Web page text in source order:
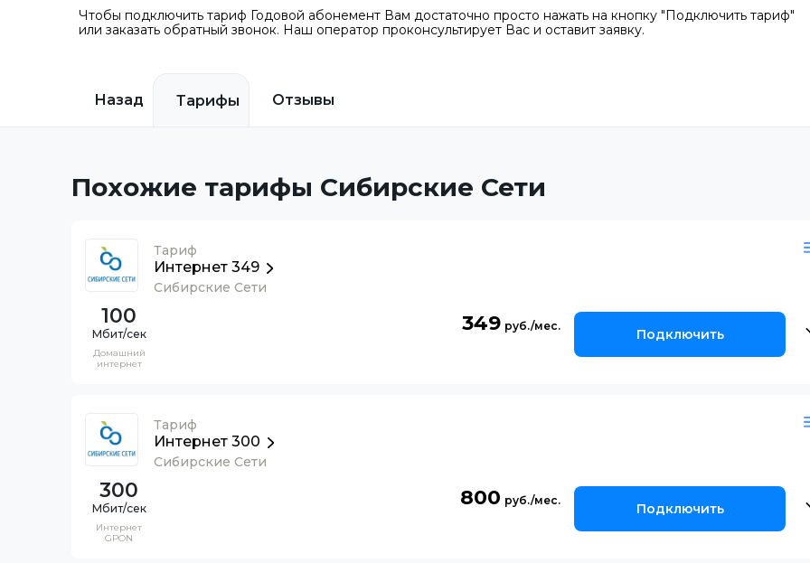
Чтобы подключить тариф Годовой абонемент Вам достаточно просто нажать на кнопку "Подключить тариф"
или заказать обратный звонок. Наш оператор проконсультирует Вас и оставит заявку.
Назад Тарифы Отзывы
Похожие тарифы Сибирские Сети
Тариф
Интернет 349
Сибирские Сети
100
Домашний
интернет
349 Подключить
Тариф
Интернет 300
Сибирские Сети
300
Интернет
GPON
800 Подключить